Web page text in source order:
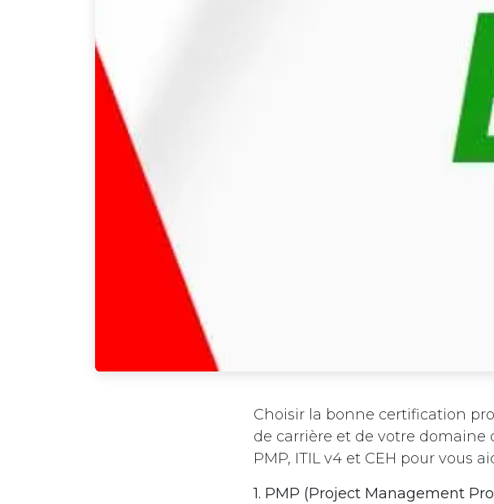
Choisir la bonne certification
de carrière et de votre domaine
PMP, ITIL v4 et CEH pour vous
1. PMP (Project Management